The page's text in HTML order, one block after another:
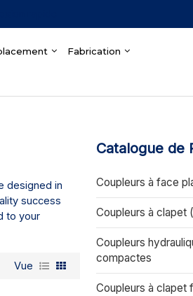
Fabrication
designed in
success
to your
Vue
Catalogue de
Coupleurs à face
Coupleurs à clapet
Coupleurs
compactes
Coupleurs à clapet